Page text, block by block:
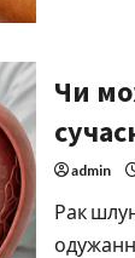
Чи
admin
Рак